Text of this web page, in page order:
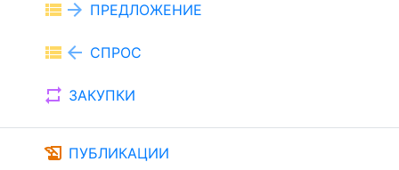
view_list arrow_forward ПРЕДЛОЖЕНИЕ
view_list arrow_back СПРОС
repeat ЗАКУПКИ
history_edu ПУБЛИКАЦИИ